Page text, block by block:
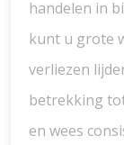
handelen in
kunt u grote
verliezen
betrekking
en wees